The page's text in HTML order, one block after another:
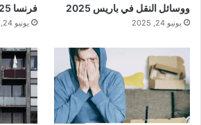
ووسائل النقل في باريس 2025
يونيو 24, 2025
فرنسا 2025
يونيو 24, 2025